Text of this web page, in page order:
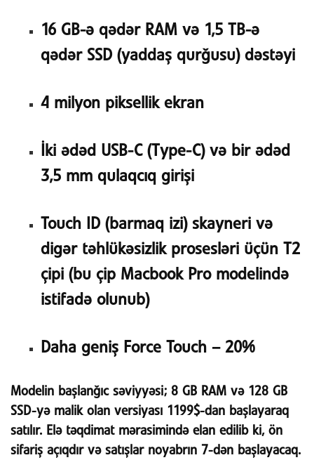
16 GB-ə qədər RAM və 1,5 TB-ə
qədər SSD (yaddaş qurğusu) dəstəyi
4 milyon piksellik ekran
İki ədəd USB-C (Type-C) və bir ədəd
3,5 mm qulaqcıq girişi
Touch ID (barmaq izi) skayneri və
digər təhlükəsizlik prosesləri üçün T2
çipi (bu çip Macbook Pro modelində
istifadə olunub)
Daha geniş Force Touch – 20%
Modelin başlanğıc səviyyəsi; 8 GB RAM və 128 GB
SSD-yə malik olan versiyası 1199$-dan başlayaraq
satılır. Elə təqdimat mərasimində elan edilib ki, ön
sifariş açıqdır və satışlar noyabrın 7-dən başlayacaq.